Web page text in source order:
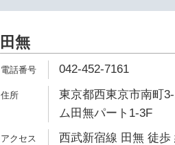
田無
042-452-7161
東京都西東京市南町
ム田無パート1-3F
西武新宿線 田無 徒歩